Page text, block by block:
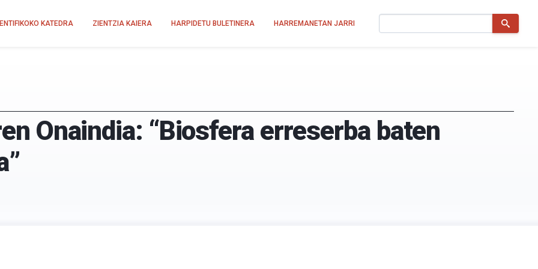
KATEDRA ZIENTZIA KAIERA HARPIDETU BULETINERA HARREMANETAN JARRI
Onaindia: “Biosfera erreserba baten